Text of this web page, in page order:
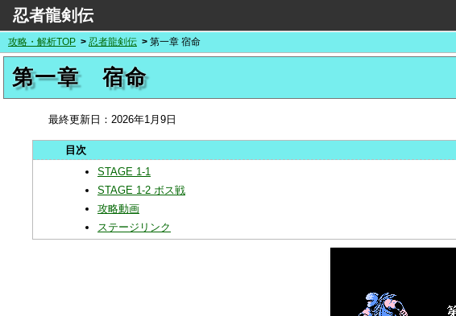
忍者龍剣伝
攻略・解析TOP 忍者龍剣伝 第一章 宿命
第一章 宿命
最終更新日： 2026年1月9日
STAGE 1-1
STAGE 1-2 ボス戦
攻略動画
ステージリンク